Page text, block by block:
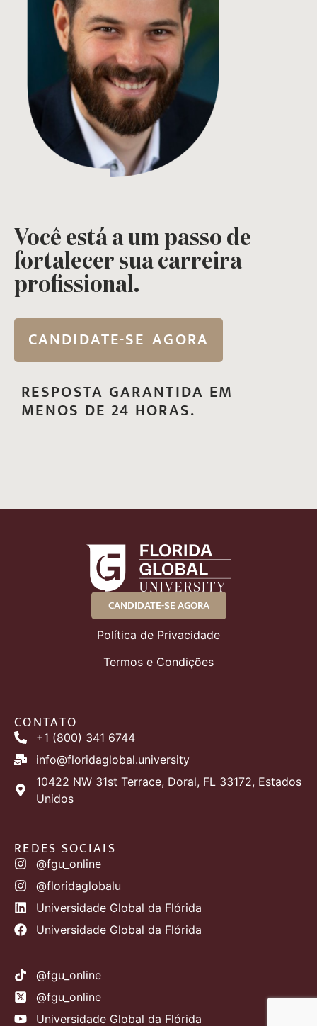
Você está a um passo de
fortalecer sua carreira
profissional.
CANDIDATE-SE AGORA
RESPOSTA GARANTIDA EM
MENOS DE 24 HORAS.
CANDIDATE-SE AGORA
Política de Privacidade
Termos e Condições
CONTATO
+1 (800) 341 6744
info@floridaglobal.university
10422 NW 31st Terrace, Doral, FL 33172, Estados
Unidos
REDES SOCIAIS
@fgu_online
@floridaglobalu
Universidade Global da Flórida
Universidade Global da Flórida
@fgu_online
@fgu_online
Universidade Global da Flórida